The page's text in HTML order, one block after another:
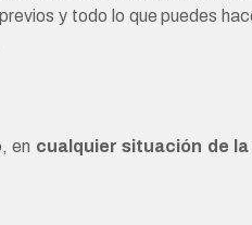
y todo lo que puedes
en cualquier situación de